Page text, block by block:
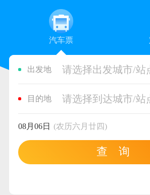
汽车票
出发地 请选择出发城市/站
目的地 请选择到达城市/站
08月06日 (农历六月廿四)
查 询